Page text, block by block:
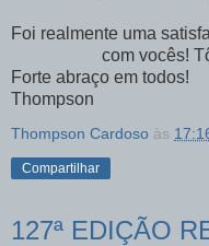
Foi realmente uma
com vocês!
Forte abraço em todos!
Thompson
Thompson Cardoso às
Compartilhar
127ª EDIÇÃO